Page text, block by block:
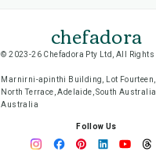
chefadora
© 2023-26 Chefadora Pty Ltd, All Rights
Marnirni-apinthi Building, Lot Fourteen,
North Terrace, Adelaide, South
Australia
Follow Us